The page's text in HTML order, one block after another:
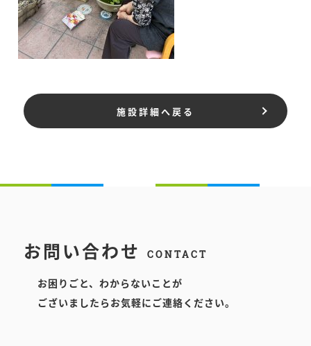
施設詳細へ戻る
お問い合わせ CONTACT
お困りごと、わからないことが
ございましたらお気軽にご連絡ください。